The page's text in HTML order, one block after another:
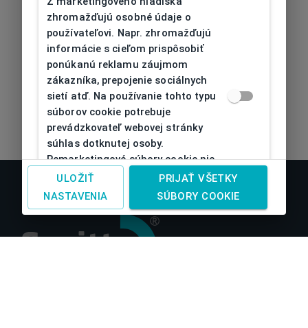
zhromažďujú osobné údaje o
používateľovi. Napr. zhromažďujú
informácie s cieľom prispôsobiť
ponúkanú reklamu záujmom
zákazníka, prepojenie sociálnych
sietí atď. Na používanie tohto typu
súborov cookie potrebuje
prevádzkovateľ webovej stránky
súhlas dotknutej osoby.
Remarketingové súbory cookie nie
je možné bez takéhoto súhlasu
používať
ULOŽIŤ
NASTAVENIA
PRIJAŤ VŠETKY
SÚBORY COOKIE